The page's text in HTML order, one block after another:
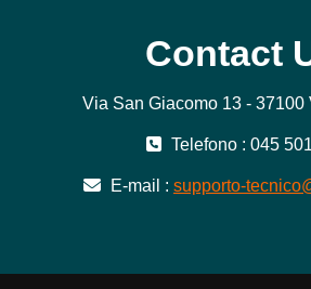
Contact
Via San Giacomo 13 - 37100
Telefono : 045
E-mail : supporto-